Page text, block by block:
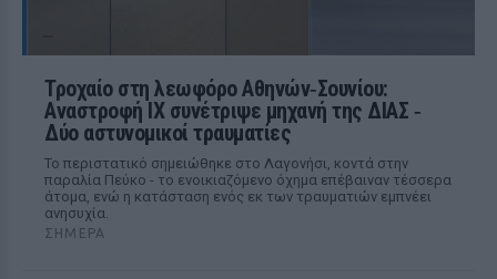
Τροχαίο στη λεωφόρο Αθηνών‑Σουνίου:
Αναστροφή ΙΧ συνέτριψε μηχανή της ΔΙΑΣ ‑
Δύο αστυνομικοί τραυματίες
Το περιστατικό σημειώθηκε στο Λαγονήσι, κοντά στην
παραλία Πεύκο - το ενοικιαζόμενο όχημα επέβαιναν τέσσερα
άτομα, ενώ η κατάσταση ενός εκ των τραυματιών εμπνέει
ανησυχία.
ΣΉΜΕΡΑ